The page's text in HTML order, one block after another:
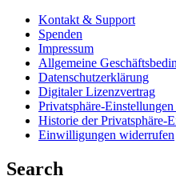
Kontakt & Support
Spenden
Impressum
Allgemeine
Datenschutzerklärung
Digitaler Lizenzvertrag
Privatsphäre-Einstellungen
Historie der Privatsphäre-
Einwilligungen widerrufen
Search